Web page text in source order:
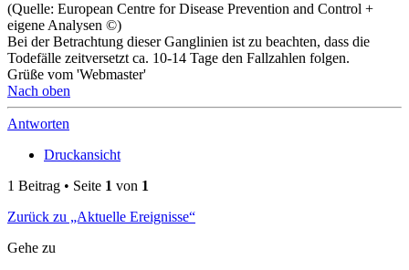
(Quelle: European Centre for Disease Prevention and Control +
eigene Analysen ©)
Bei der Betrachtung dieser Ganglinien ist zu beachten, dass die
Todefälle zeitversetzt ca. 10-14 Tage den Fallzahlen folgen.
Grüße vom 'Webmaster'
Nach oben
Antworten
Druckansicht
1 Beitrag • Seite 1 von 1
Zurück zu „Aktuelle Ereignisse“
Gehe zu